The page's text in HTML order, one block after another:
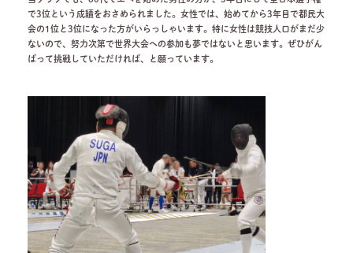
で3位という成績をおさめられました。女性では、始めてから3年目で都民大
会の1位と3位になった方がいらっしゃいます。特に女性は競技人口がまだ少
ないので、努力次第で世界大会への参加も夢ではないと思います。ぜひがん
ばって挑戦していただければ、と願っています。